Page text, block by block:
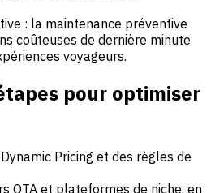
: la maintenance préventive
coûteuses de dernière minute
voyageurs.
pour optimiser
Pricing et des règles de
OTA et plateformes de niche, en